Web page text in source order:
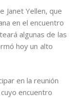
Janet Yellen, que
en el encuentro
algunas de las
hoy un alto
en la reunión
encuentro